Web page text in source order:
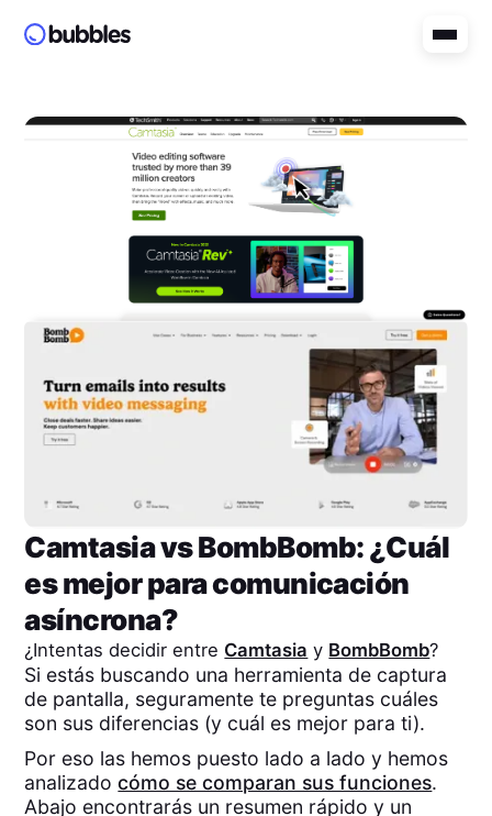
CamtasiavsBombBomb: ¿Cuál
es mejor para comunicación
asíncrona?
¿Intentas decidir entre Camtasia y BombBomb?
Si estás buscando una herramienta de captura
de pantalla, seguramente te preguntas cuáles
son sus diferencias (y cuál es mejor para ti).
Por eso las hemos puesto lado a lado y hemos
analizadocómo se comparan sus funciones.
Abajo encontrarás un resumen rápido y un